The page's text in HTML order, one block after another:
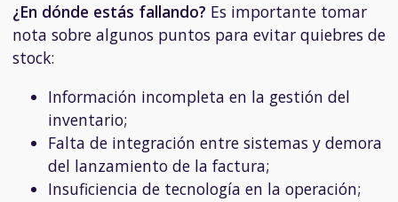
¿En dónde estás fallando? Es importante tomar
nota sobre algunos puntos para evitar quiebres de
stock:
Información incompleta en la gestión del
inventario;
Falta de integración entre sistemas y demora
del lanzamiento de la factura;
Insuficiencia de tecnología en la operación;